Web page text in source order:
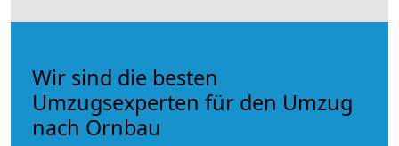
Wir sind die besten
Umzugsexperten für den Umzug
nach Ornbau